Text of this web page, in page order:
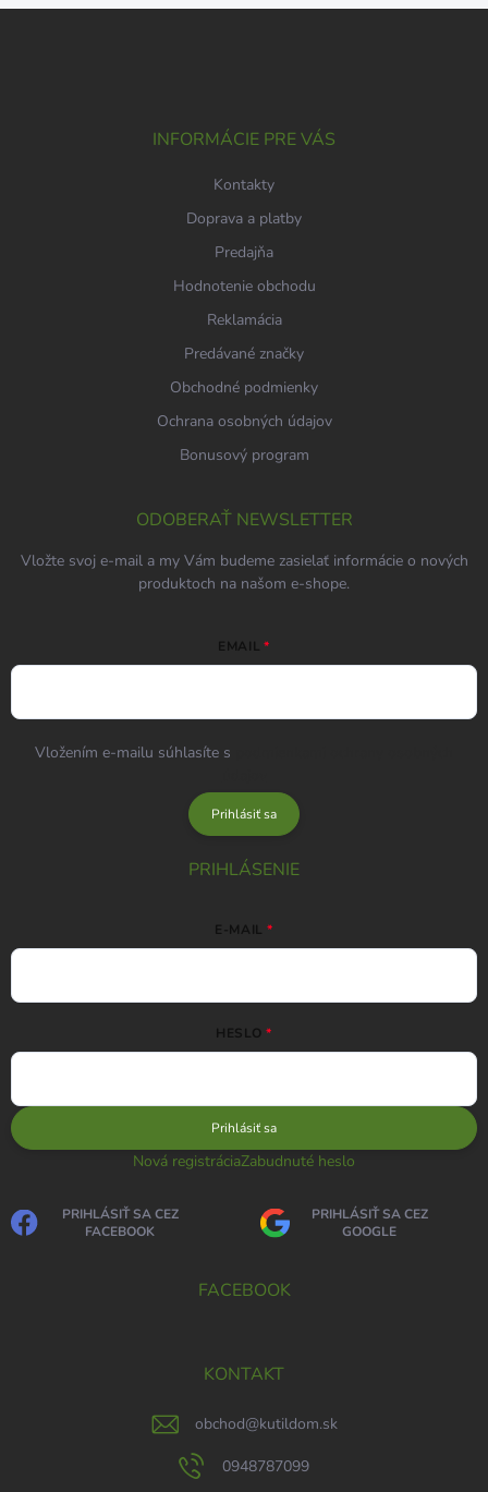
INFORMÁCIE PRE VÁS
Kontakty
Doprava a platby
Predajňa
Hodnotenie obchodu
Reklamácia
Predávané značky
Obchodné podmienky
Ochrana osobných údajov
Bonusový program
ODOBERAŤ NEWSLETTER
Vložte svoj e-mail a my Vám budeme zasielať informácie o nových
produktoch na našom e-shope.
EMAIL
Vložením e-mailu súhlasíte s
Prihlásiť sa
PRIHLÁSENIE
E-MAIL
HESLO
Prihlásiť sa
Nová registráciaZabudnuté heslo
PRIHLÁSIŤ SA CEZ
FACEBOOK
PRIHLÁSIŤ SA CEZ
GOOGLE
FACEBOOK
KONTAKT
obchod@kutildom.sk
0948787099